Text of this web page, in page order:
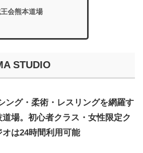
会熊本道場
STUDIO
ング・柔術・レスリングを網羅す
場。初心者クラス・女性限定ク
は24時間利用可能